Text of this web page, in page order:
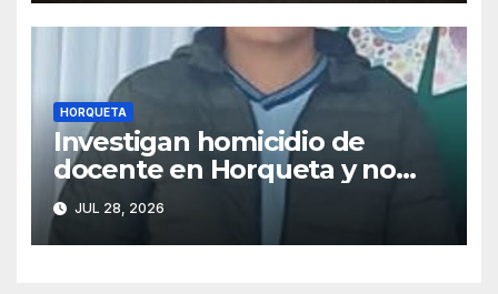
HORQUETA
Investigan homicidio de
docente en Horqueta y no
descartan vínculo con
préstamos de dinero
JUL 28, 2026